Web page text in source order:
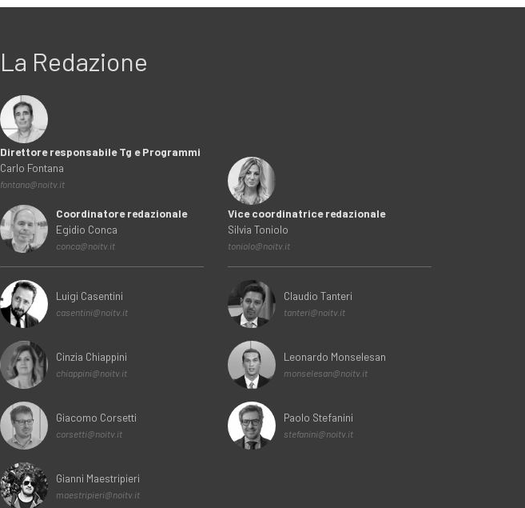
La Redazione
Direttore responsabile Tg e Programmi
Carlo Fontana
fontana@noitv.it
Coordinatore redazionale
Egidio Conca
conca@noitv.it
Luigi Casentini
casentini@noitv.it
Cinzia Chiappini
chiappini@noitv.it
Giacomo Corsetti
corsetti@noitv.it
Gianni Maestripieri
maestripieri@noitv.it
Vice coordinatrice redazionale
Silvia Toniolo
toniolo@noitv.it
Claudio Tanteri
tanteri@noitv.it
Leonardo Monselesan
monselesan@noitv.it
Paolo Stefanini
stefanini@noitv.it